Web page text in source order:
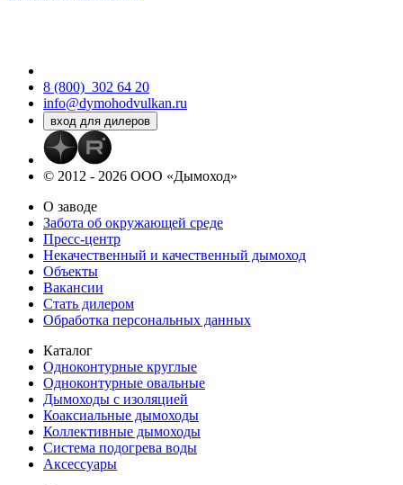
8 (800) 302 64 20
info@dymohodvulkan.ru
© 2012 - 2026 ООО «Дымоход»
О заводе
Забота об окружающей среде
Пресс-центр
Некачественный и качественный дымоход
Объекты
Вакансии
Стать дилером
Обработка персональных данных
Каталог
Одноконтурные круглые
Одноконтурные овальные
Дымоходы с изоляцией
Коаксиальные дымоходы
Коллективные дымоходы
Система подогрева воды
Аксессуары